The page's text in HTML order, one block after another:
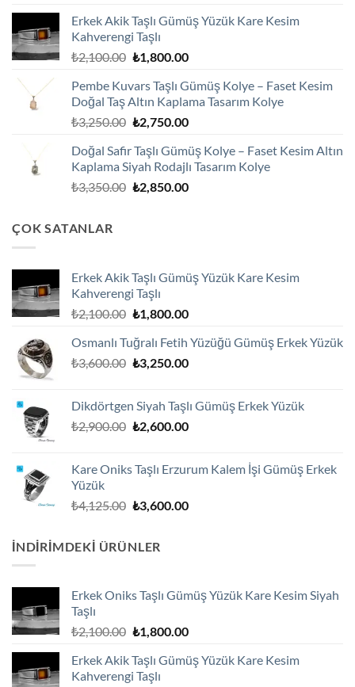
₺2,100.00.fiyat:
Erkek Akik Taşlı Gümüş Yüzük Kare Kesim
Kahverengi Taşlı
₺2,100.00 Orijinal
₺2,100.00.
₺1,800.00Şu
fiyat:
₺1,800.00.
Pembe Kuvars Taşlı Gümüş Kolye – Faset Kesim
Doğal Taş Altın Kaplama Tasarım Kolye
₺3,250.00 Orijinal
₺3,250.00.
₺2,750.00Şu
fiyat:
₺2,750.00.
Doğal Safir Taşlı Gümüş Kolye – Faset Kesim Altın
Kaplama Siyah Rodajlı Tasarım Kolye
₺3,350.00 Orijinal
₺2,850.00Şu
ÇOK SATANLAR
Erkek Akik Taşlı Gümüş Yüzük Kare Kesim
Kahverengi Taşlı
₺2,100.00 Orijinal
₺2,100.00.
₺1,800.00Şu
fiyat:
₺1,800.00.
Osmanlı Tuğralı Fetih Yüzüğü Gümüş Erkek Yüzük
₺3,600.00 Orijinal
₺3,250.00Şu
₺3,250.00.
Dikdörtgen Siyah Taşlı Gümüş Erkek Yüzük
₺2,900.00 Orijinal
₺2,600.00Şu
₺2,600.00.
Kare Oniks Taşlı Erzurum Kalem İşi Gümüş Erkek
Yüzük
₺4,125.00 Orijinal
₺3,600.00Şu
İNDIRIMDEKI ÜRÜNLER
Erkek Oniks Taşlı Gümüş Yüzük Kare Kesim Siyah
Taşlı
₺2,100.00 Orijinal
₺2,100.00.
₺1,800.00Şu
fiyat:
Erkek Akik Taşlı Gümüş Yüzük Kare Kesim
Kahverengi Taşlı